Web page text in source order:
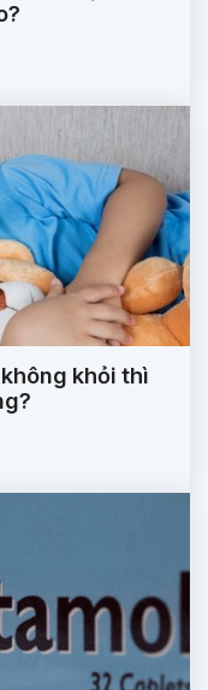
khỏi thì